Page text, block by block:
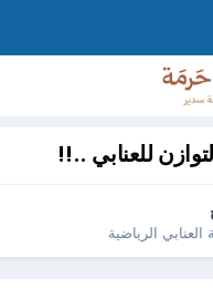
للعنابي ..!!
العنابي الرياضية